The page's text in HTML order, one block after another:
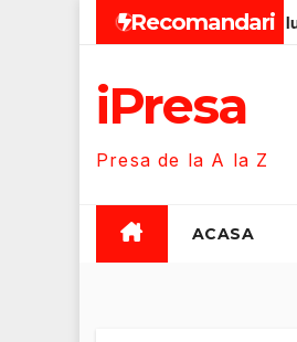
Recomandari
pentru bebeluși 0-12 luni, calitate
iPresa
Presa de la A la Z
ACASA